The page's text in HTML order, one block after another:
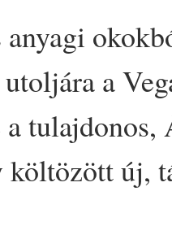
anyagi
utoljára a
a
költözött új,